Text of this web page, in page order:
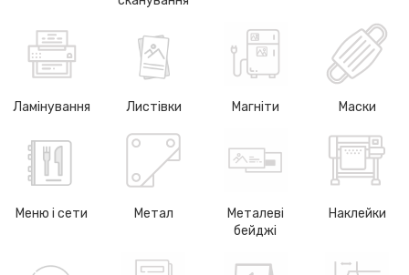
Ламінування Листівки Магніти Маски
Меню і сети Метал
Металеві
бейджі
Наклейки